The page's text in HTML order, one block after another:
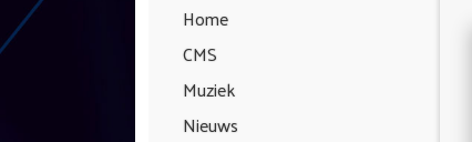
Home
CMS
Muziek
Nieuws